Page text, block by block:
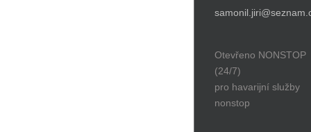
Otevřeno NONSTOP
(24/7)
pro havarijní služby
nonstop